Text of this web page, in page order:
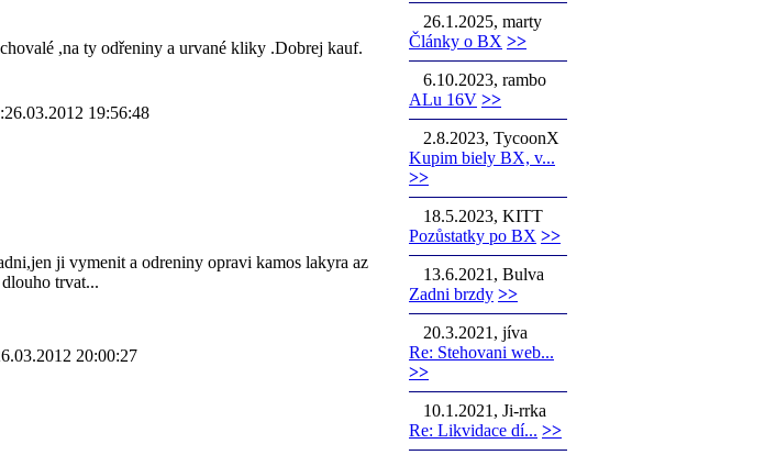
,na ty odřeniny a urvané kliky .Dobrej kauf.
19:56:48
ji vymenit a odreniny opravi kamos lakyra az
trvat...
20:00:27
26.1.2025, marty
Články o BX >>
6.10.2023, rambo
ALu 16V >>
2.8.2023, TycoonX
Kupim biely BX, v...
>>
18.5.2023, KITT
Pozůstatky po BX >>
13.6.2021, Bulva
Zadni brzdy >>
20.3.2021, jíva
Re: Stehovani web...
>>
10.1.2021, Ji-rrka
Re: Likvidace dí... >>